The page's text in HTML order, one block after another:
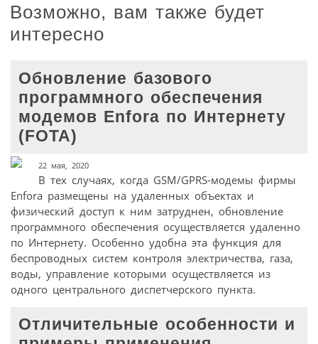
Возможно, вам также будет
интересно
Обновление базового
программного обеспечения
модемов Enfora по Интернету
(FOTA)
22 мая, 2020
В тех случаях, когда GSM/GPRS-модемы фирмы
Enfora размещены на удаленных объектах и
физический доступ к ним затруднен, обновление
программного обеспечения осуществляется удаленно
по Интернету. Особенно удобна эта функция для
беспроводных систем контроля электричества, газа,
воды, управление которыми осуществляется из
одного центрального диспетчерского пункта.
Отличительные особенности и